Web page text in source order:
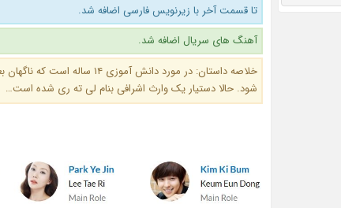
تا قسمت آخر با زیرنویس فارسی اضافه شد.
آهنگ های سریال اضافه شد.
شود. حالا دستیار یک وارث اشرافی بنام لی ته ری شده است…